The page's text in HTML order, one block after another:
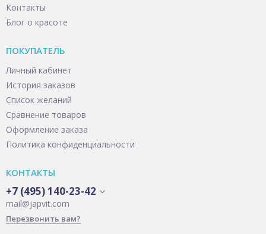
Контакты
Блог о красоте
ПОКУПАТЕЛЬ
Личный кабинет
История заказов
Список желаний
Сравнение товаров
Оформление заказа
Политика конфиденциальности
КОНТАКТЫ
+7 (495) 140-23-42
mail@japvit.com
Перезвонить вам?